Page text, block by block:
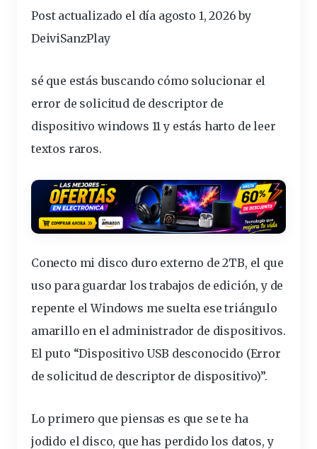
Post actualizado el día agosto 1, 2026 by
DeiviSanzPlay
sé que estás buscando cómo solucionar el
error de solicitudde descriptor de
dispositivo windows 11 y estás harto de leer
textos raros.
Conecto mi disco duro externo de 2TB, el que
uso para guardar los trabajos de edición, y de
repente el Windows me suelta esetriángulo
amarillo en el administrador de dispositivos.
El puto “Dispositivo USB desconocido (Error
de solicitud de descriptor de dispositivo)”.
Lo primero que piensas es que se te ha
jodido el disco, que has perdido los datos, y